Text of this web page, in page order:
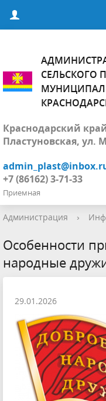
СЕЛЬСКОГО
Краснодарский
Пластуновская, ул.
+7 (86162) 3-71-33
Приемная
Администрация ›
Особенности
народные
29.01.2026